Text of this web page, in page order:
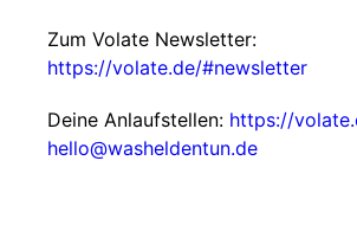
Zum Volate Newsletter:
https://volate.de/#newsletter
Deine Anlaufstellen: https://
hello@washeldentun.de